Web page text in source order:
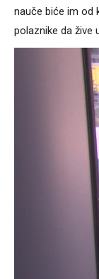
nauče biće im od
polaznike da žive